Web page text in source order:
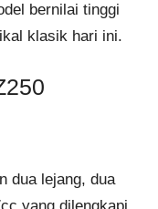
bernilai tinggi
klasik hari ini.
dua lejang, dua